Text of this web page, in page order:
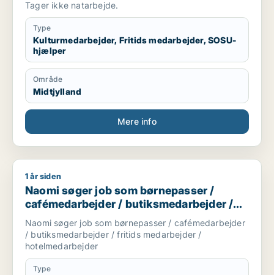
Tager ikke natarbejde.
Type
Kulturmedarbejder, Fritids medarbejder, SOSU-
hjælper
Område
Midtjylland
Mere info
Naomi søger job som børnepasser / cafémedarbejder /
1 år siden
Naomi søger job som børnepasser /
cafémedarbejder / butiksmedarbejder /
fritids medarbejder / hotelmedarbejder
Naomi søger job som børnepasser / cafémedarbejder
/ butiksmedarbejder / fritids medarbejder /
hotelmedarbejder
Type